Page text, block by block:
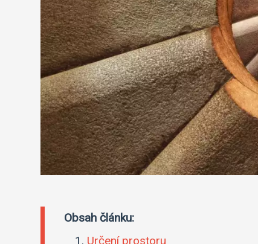
Obsah článku:
Určení prostoru